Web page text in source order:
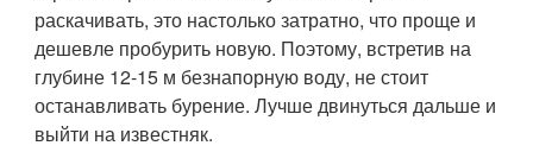
раскачивать, это настолько затратно, что проще и
дешевле пробурить новую. Поэтому, встретив на
глубине 12-15 м безнапорную воду, не стоит
останавливать бурение. Лучше двинуться дальше и
выйти на известняк.